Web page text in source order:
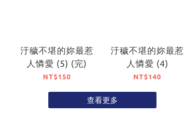
汙穢不堪的妳最惹
人憐愛 (5) (完)
NT$150
汙穢不堪的妳最惹
人憐愛 (4)
NT$140
查看更多